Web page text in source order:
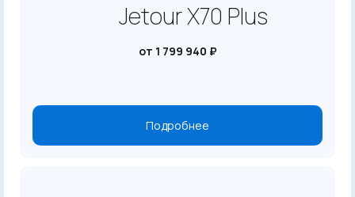
Jetour X70 Plus
от 1 799 940 ₽
Подробнее